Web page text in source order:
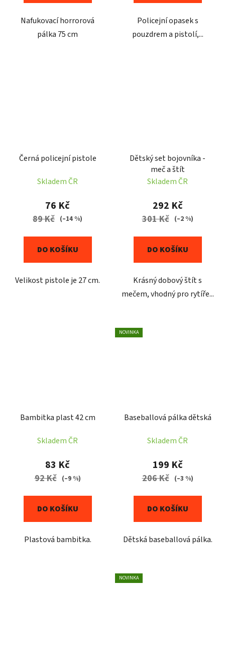
Nafukovací horrorová
pálka 75 cm
Policejní opasek s
pouzdrem a pistolí,...
Černá policejní pistole
Skladem ČR
76 Kč
89 Kč (–14 %)
DO KOŠÍKU
Velikost pistole je 27 cm.
Dětský set bojovníka -
meč a štít
Skladem ČR
292 Kč
301 Kč (–2 %)
DO KOŠÍKU
Krásný dobový štít s
mečem, vhodný pro rytíře...
Bambitka plast 42 cm
Skladem ČR
83 Kč
92 Kč (–9 %)
DO KOŠÍKU
Plastová bambitka.
NOVINKA
Baseballová pálka dětská
Skladem ČR
199 Kč
206 Kč (–3 %)
DO KOŠÍKU
Dětská baseballová pálka.
NOVINKA